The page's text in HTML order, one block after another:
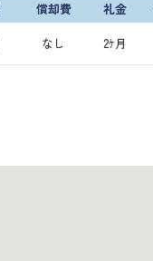
償却費 礼金
なし 2ｹ月